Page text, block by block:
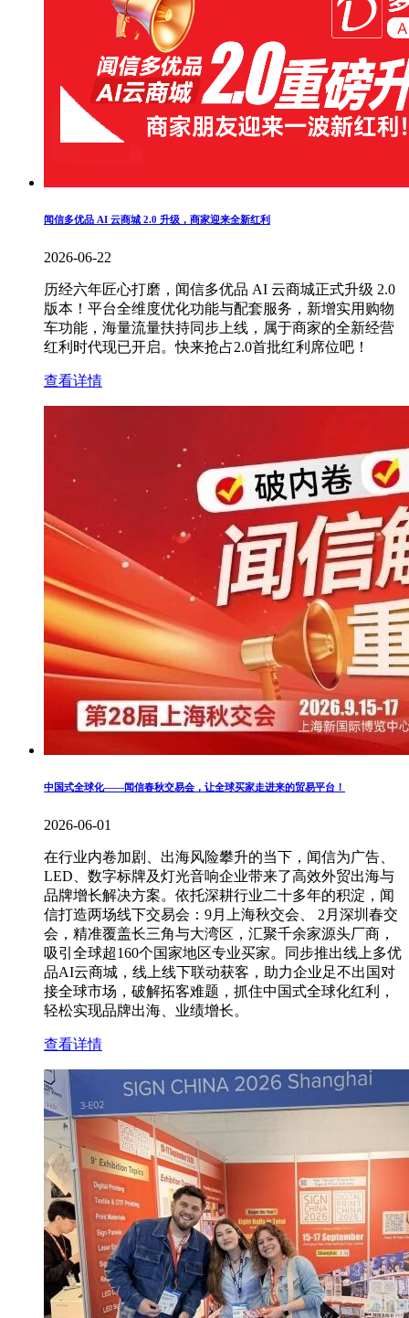
闻信多优品 AI 云商城 2.0 升级，商家迎来全新红利
2026-06-22
历经六年匠心打磨，闻信多优品 AI 云商城正式升级 2.0
版本！平台全维度优化功能与配套服务，新增实用购物
车功能，海量流量扶持同步上线，属于商家的全新经营
红利时代现已开启。快来抢占2.0首批红利席位吧！
查看详情
中国式全球化——闻信春秋交易会，让全球买家走进来的贸易平台！
2026-06-01
在行业内卷加剧、出海风险攀升的当下，闻信为广告、
LED、数字标牌及灯光音响企业带来了高效外贸出海与
品牌增长解决方案。依托深耕行业二十多年的积淀，闻
信打造两场线下交易会：9月上海秋交会、 2月深圳春交
会，精准覆盖长三角与大湾区，汇聚千余家源头厂商，
吸引全球超160个国家地区专业买家。同步推出线上多优
品AI云商城，线上线下联动获客，助力企业足不出国对
接全球市场，破解拓客难题，抓住中国式全球化红利，
轻松实现品牌出海、业绩增长。
查看详情